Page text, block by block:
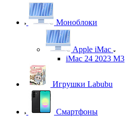
Моноблоки
Apple iMac
iMac 24 2023 M3
Игрушки Labubu
Смартфоны